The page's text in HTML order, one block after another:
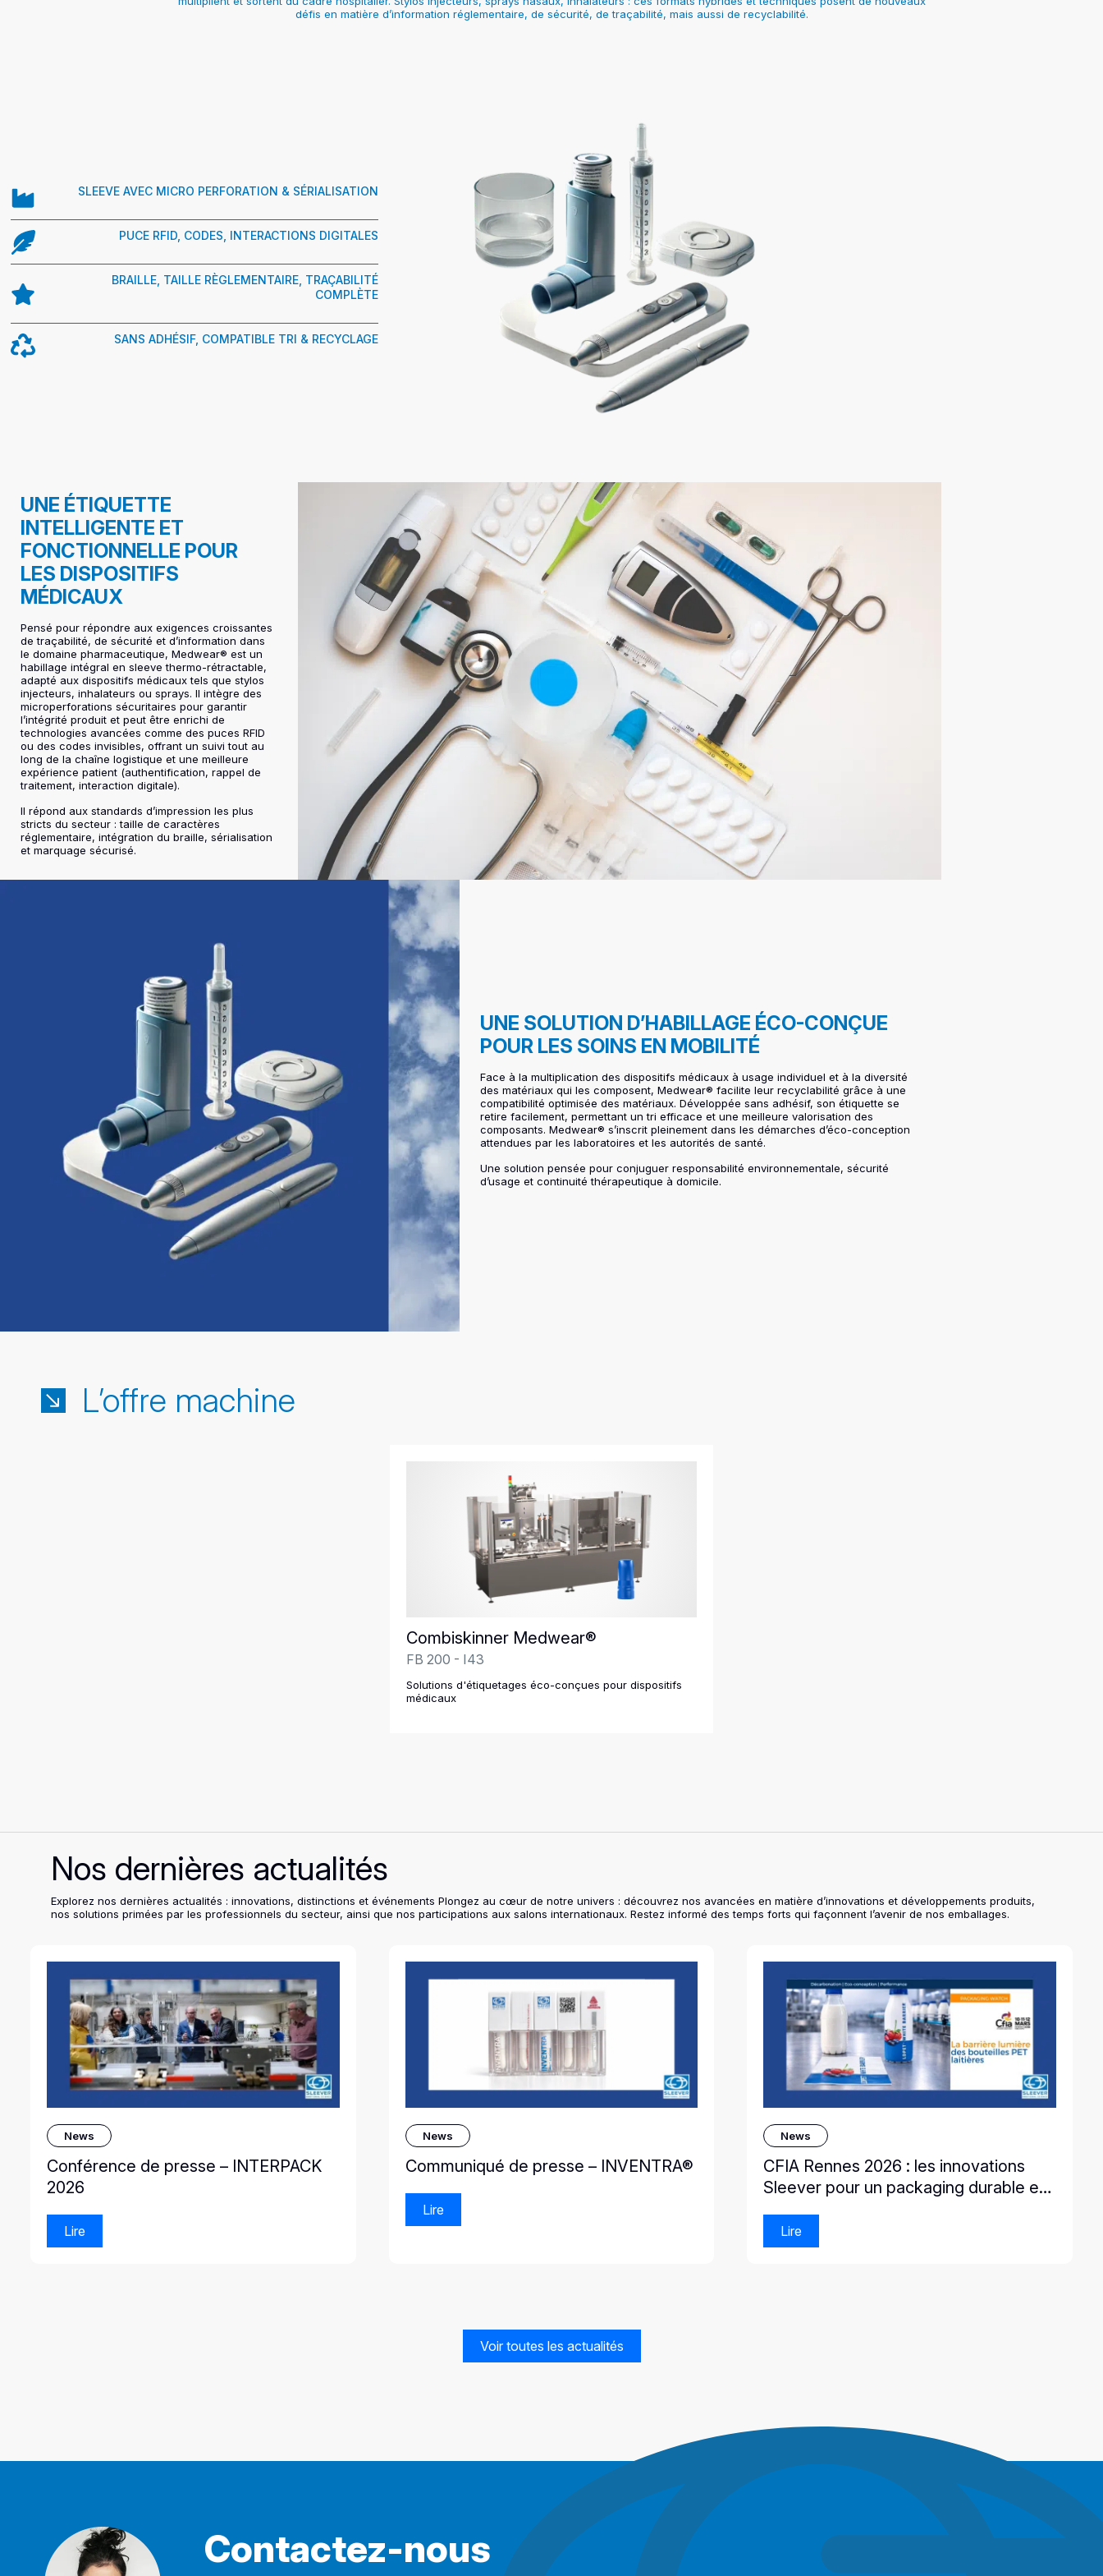
défis en matière d’information réglementaire, de sécurité, de traçabilité, mais aussi de recyclabilité.
SLEEVE AVEC MICRO PERFORATION & SÉRIALISATION
PUCE RFID, CODES, INTERACTIONS DIGITALES
BRAILLE, TAILLE RÈGLEMENTAIRE, TRAÇABILITÉ
COMPLÈTE
SANS ADHÉSIF, COMPATIBLE TRI & RECYCLAGE
UNE ÉTIQUETTE
INTELLIGENTE ET
FONCTIONNELLE POUR
LES DISPOSITIFS
MÉDICAUX
Pensé pour répondre aux exigences croissantes
de traçabilité, de sécurité et d’information dans
le domaine pharmaceutique, Medwear® est un
habillage intégral en sleeve thermo-rétractable,
adapté aux dispositifs médicaux tels que stylos
injecteurs, inhalateurs ou sprays. Il intègre des
microperforations sécuritaires pour garantir
l’intégrité produit et peut être enrichi de
technologies avancées comme des puces RFID
ou des codes invisibles, offrant un suivi tout au
long de la chaîne logistique et une meilleure
expérience patient (authentification, rappel de
traitement, interaction digitale).
Il répond aux standards d’impression les plus
stricts du secteur : taille de caractères
réglementaire, intégration du braille, sérialisation
et marquage sécurisé.
UNE SOLUTION D’HABILLAGE ÉCO-CONÇUE
POUR LES SOINS EN MOBILITÉ
Face à la multiplication des dispositifs médicaux à usage individuel et à la diversité
des matériaux qui les composent, Medwear® facilite leur recyclabilité grâce à une
compatibilité optimisée des matériaux. Développée sans adhésif, son étiquette se
retire facilement, permettant un tri efficace et une meilleure valorisation des
composants. Medwear® s’inscrit pleinement dans les démarches d’éco-conception
attendues par les laboratoires et les autorités de santé.
Une solution pensée pour conjuguer responsabilité environnementale, sécurité
d’usage et continuité thérapeutique à domicile.
L’offre machine
Combiskinner Medwear®
FB 200 - I43
Solutions d'étiquetages éco-conçues pour dispositifs
médicaux
Nos dernières actualités
Explorez nos dernières actualités : innovations, distinctions et événements Plongez au cœur de notre univers : découvrez nos avancées en matière d’innovations et développements produits,
nos solutions primées par les professionnels du secteur, ainsi que nos participations aux salons internationaux. Restez informé des temps forts qui façonnent l’avenir de nos emballages.
News
Conférence de presse – INTERPACK
2026
Lire
News
Communiqué de presse – INVENTRA®
Lire
News
CFIA Rennes 2026 : les innovations
Sleever pour un packaging durable et
Lire
Voir toutes les actualités
Contactez-nous